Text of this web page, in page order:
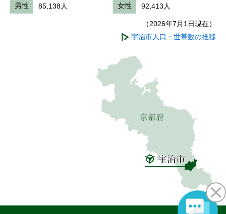
男性 85,138人 女性 92,413人
（2026年7月1日現在）
宇治市人口・世帯数の推移